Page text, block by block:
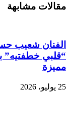
مقالات مشابهة
الفنان شعيب
“قلبي خطفتيه”
مميزة
25 يوليو، 2026